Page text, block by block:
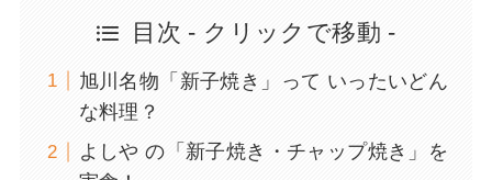
目次 - クリックで移動 -
旭川名物「新子焼き」って いったいどん
な料理？
よしや の「新子焼き・チャップ焼き」を